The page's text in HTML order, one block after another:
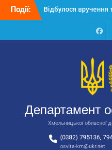
Перейти
Події:
закладів освіти
Відбулося засідання
колегії
освіти та науки
Відбулась обласна
відповідальних за
національно-
Департамент
Хмельницької обласної
(0382) 795136,
osvita-km@ukr.net